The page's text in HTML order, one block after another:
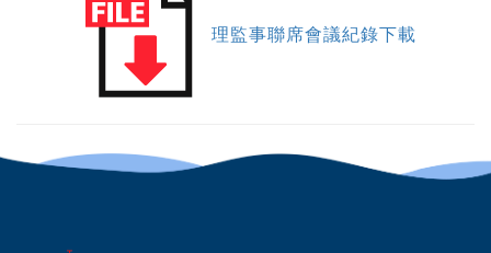
理監事聯席會議紀錄下載